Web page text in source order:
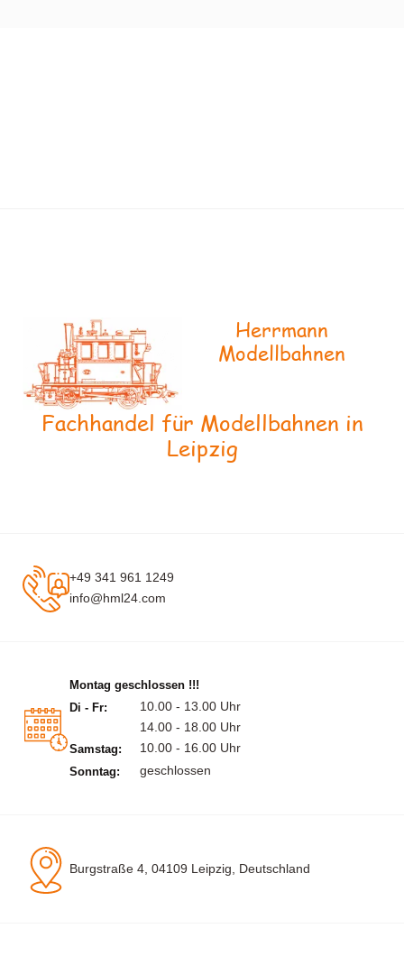
Herrmann
Modellbahnen
Fachhandel für Modellbahnen in
Leipzig
+49 341 961 1249
info@hml24.com
Montag geschlossen !!!
Di - Fr:
10.00 - 13.00 Uhr
14.00 - 18.00 Uhr
Samstag: 10.00 - 16.00 Uhr
Sonntag: geschlossen
Burgstraße 4, 04109 Leipzig, Deutschland